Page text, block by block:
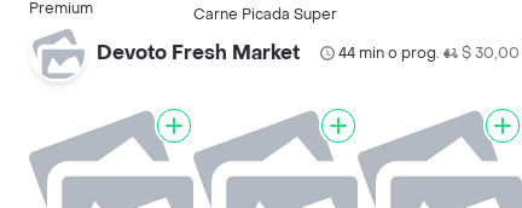
Premium
Carne Picada Super
Devoto Fresh Market 44 min o prog.• $ 30,00